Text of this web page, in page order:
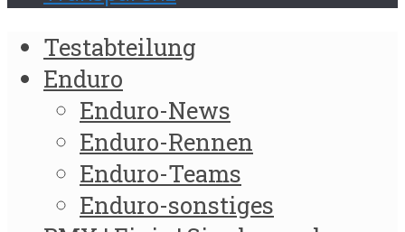
Testabteilung
Enduro
Enduro-News
Enduro-Rennen
Enduro-Teams
Enduro-sonstiges